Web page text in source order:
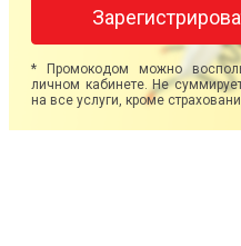
* Промокодом можно
личном кабинете. Не
на все услуги, кроме